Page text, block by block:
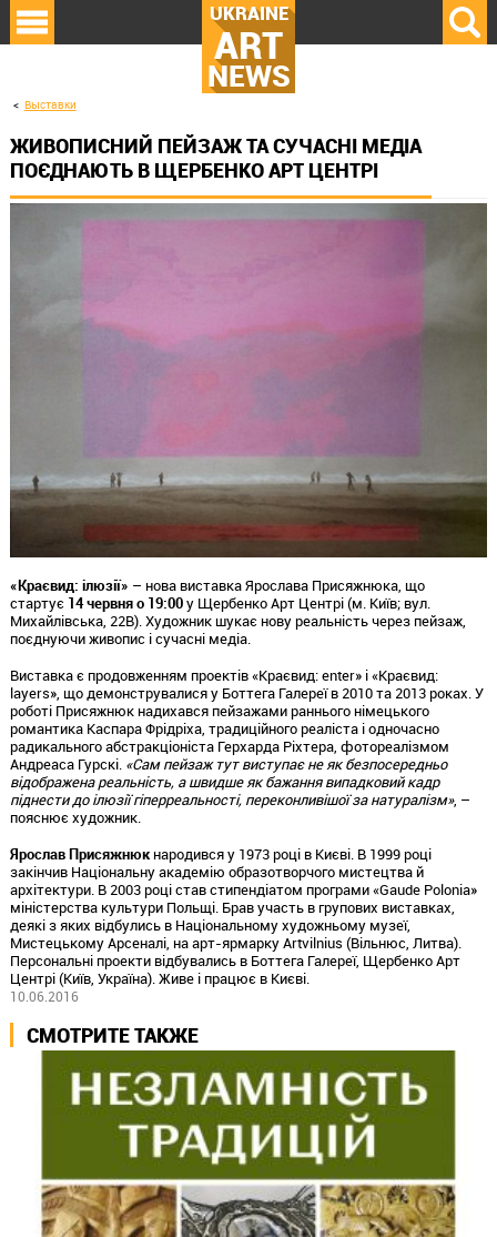
UKRAINE
ART
NEWS
Выставки
ЖИВОПИСНИЙ ПЕЙЗАЖ ТА СУЧАСНІ МЕДІА
ПОЄДНАЮТЬ В ЩЕРБЕНКО АРТ ЦЕНТРІ
«Краєвид: ілюзії» – нова виставка Ярослава Присяжнюка, що
стартує 14 червня о 19:00у Щербенко Арт Центрі (м. Київ; вул.
Михайлівська, 22В). Художник шукає нову реальність через пейзаж,
поєднуючи живопис і сучасні медіа.
Виставка є продовженням проектів «Краєвид: enter» і «Краєвид:
layers», що демонструвалися у Боттега Галереї в 2010 та 2013 роках. У
роботі Присяжнюк надихався пейзажами раннього німецького
романтика Каспара Фрідріха, традиційного реаліста і одночасно
радикального абстракціоніста Герхарда Ріхтера, фотореалізмом
Андреаса Гурскі. «Сам пейзаж тут виступає не як безпосередньо
відображена реальність, а швидше як бажання випадковий кадр
піднести до ілюзії гіперреальності, переконливішої за натуралізм», –
пояснює художник.
Ярослав Присяжнюкнародився у 1973 році в Києві. В 1999 році
закінчив Національну академію образотворчого мистецтва й
архітектури. В 2003 році став стипендіатом програми «Gaude Polonia»
міністерства культури Польщі. Брав участь в групових виставках,
деякі з яких відбулись в Національному художньому музеї,
Мистецькому Арсеналі, на арт-ярмарку Artvilnius (Вільнюс, Литва).
Персональні проекти відбувались в Боттега Галереї, Щербенко Арт
Центрі (Київ, Україна). Живе і працює в Києві.
10.06.2016
СМОТРИТЕ ТАКЖЕ